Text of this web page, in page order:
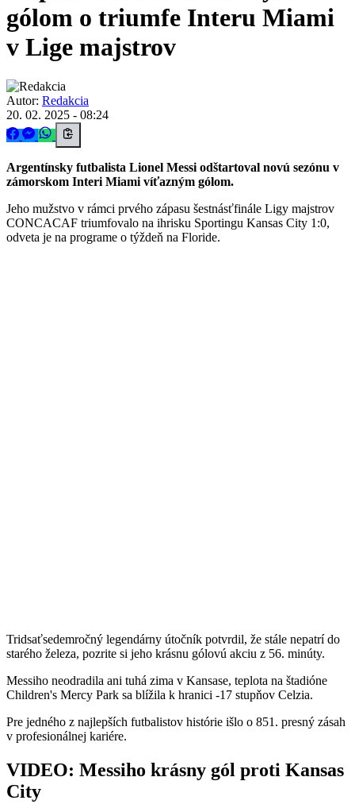
gólom o triumfe Interu Miami
v Lige majstrov
Autor: Redakcia
20. 02. 2025 - 08:24
Argentínsky futbalista Lionel Messi odštartoval novú sezónu v
zámorskom Interi Miami víťazným gólom.
Jeho mužstvo v rámci prvého zápasu šestnásťfinále Ligy majstrov
CONCACAF triumfovalo na ihrisku Sportingu Kansas City 1:0,
odveta je na programe o týždeň na Floride.
Tridsaťsedemročný legendárny útočník potvrdil, že stále nepatrí do
starého železa, pozrite si jeho krásnu gólovú akciu z 56. minúty.
Messiho neodradila ani tuhá zima v Kansase, teplota na štadióne
Children's Mercy Park sa blížila k hranici -17 stupňov Celzia.
Pre jedného z najlepších futbalistov histórie išlo o 851. presný zásah
v profesionálnej kariére.
VIDEO: Messiho krásny gól proti Kansas
City